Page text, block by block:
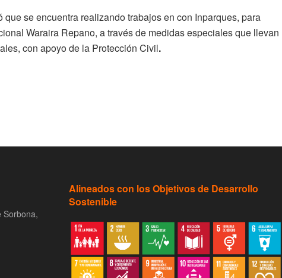
se encuentra realizando trabajos en con Inparques, para
Waraira Repano, a través de medidas especiales que llevan
con apoyo de la Protección Civil.
Sorbona,
Alineados con los Objetivos de Desarrollo
Sostenible